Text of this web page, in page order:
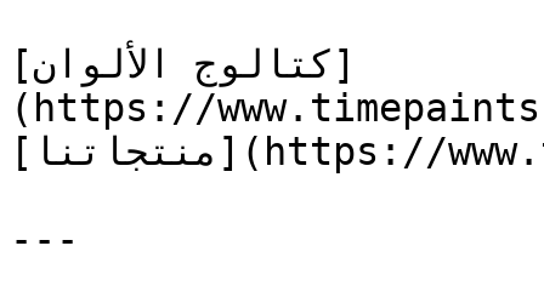
[كتالوج الألوان]
(https://
[منتجاتنا](https://www.timepaints.com/ar/products)
---